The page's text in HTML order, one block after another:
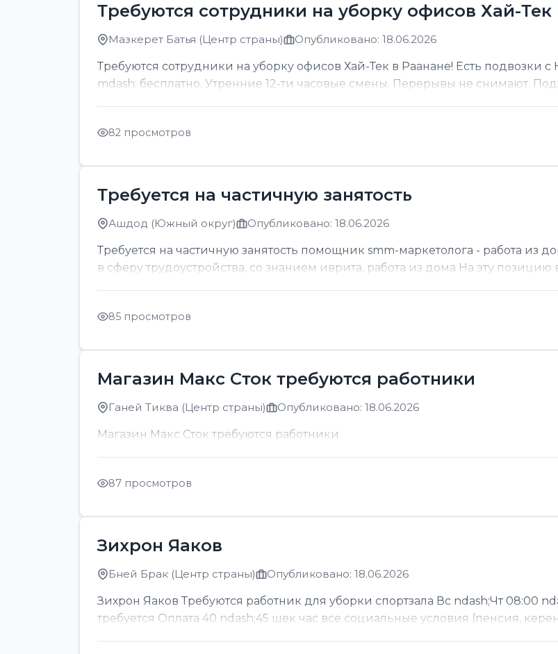
Требуются сотрудники на уборку офисов Хай-Тек
Мазкерет Батья (Центр страны) Опубликовано: 18.06.2026
Требуются сотрудники на уборку офисов Хай-Тек в Раанане! Есть подвозки
mdash; бесплатно. Утренние 12-ти часовые смены. Перерывы не снимают.
82 просмотров
Требуется на частичную занятость
Ашдод (Южный округ) Опубликовано: 18.06.2026
Требуется на частичную занятость помощник smm-маркетолога - работа из
в сферу трудоустройства, со знанием иврита, работа из дома На эту позицию
85 просмотров
Магазин Макс Сток требуются работники
Ганей Тиква (Центр страны) Опубликовано: 18.06.2026
Магазин Макс Сток требуются работники
87 просмотров
Зихрон Яаков
Бней Брак (Центр страны) Опубликовано: 18.06.2026
Зихрон Яаков Требуются работник для уборки спортзала Вс ndash;Чт 08:00
требуется Оплата 40 ndash;45 шек час все социальные условия (пенсия,